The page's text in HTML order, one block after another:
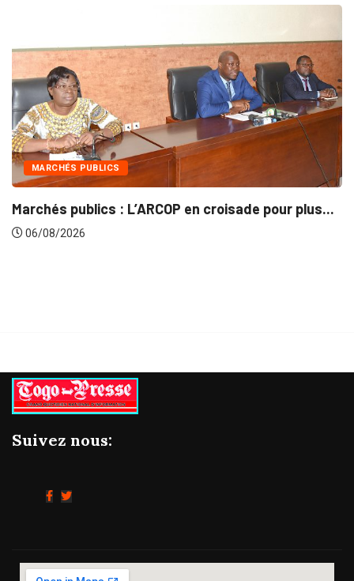
MARCHÉS PUBLICS
publics : L’ARCOP en croisade pour plus...
06/08/2026
Suivez nous: